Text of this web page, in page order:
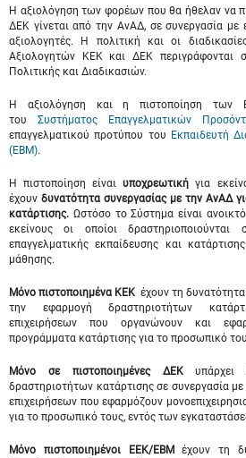
Η αξιολόγηση των φορέων που θα ήθελαν να
ΔΕΚ γίνεται από την ΑνΑΔ, σε συνεργασία με
αξιολογητές. Η πολιτική και οι
Αξιολογητών ΚΕΚ και ΔΕΚ περιγράφονται
Πολιτικής και Διαδικασιών.
Η αξιολόγηση και η πιστοποίηση των
του Συστήματος Επαγγελματικών
επαγγελματικού προτύπου του Εκπαιδευτή
(ΕΒΜ).
Η πιστοποίηση είναιυποχρεωτική για
έχουν δυνατότητα συνεργασίας με την ΑνΑΔ
κατάρτισης. Ωστόσο το Σύστημα είναι
εκείνους οι οποίοι
επαγγελματικής εκπαίδευσης και
μάθησης.
Μόνο πιστοποιημένα ΚΕΚ έχουν τη
την εφαρμογή δραστηριοτήτων
επιχειρήσεων που οργανώνουν και
προγράμματα κατάρτισης για το προσωπικό
Μόνο σε πιστοποιημένες ΔΕΚυπάρχει
δραστηριοτήτων κατάρτισης σε συνεργασία
επιχειρήσεων που εφαρμόζουν
για το προσωπικό τους, εντός των
Μόνο πιστοποιημένοι ΕΕΚ/ΕΒΜ έχουν τη